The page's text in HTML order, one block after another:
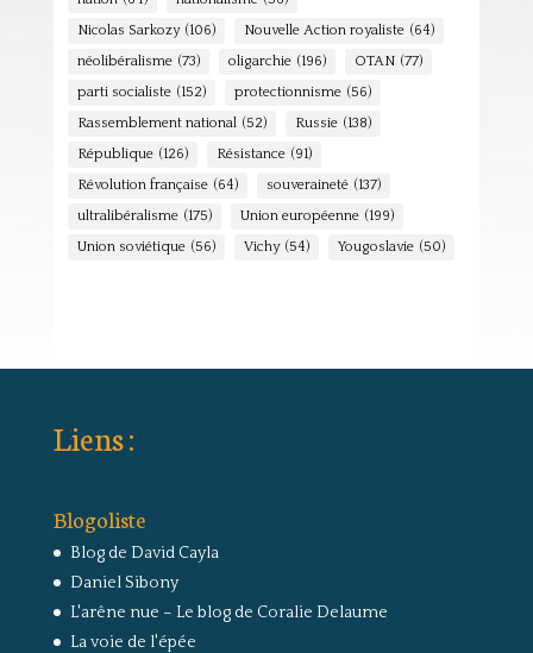
Nicolas Sarkozy (106) Nouvelle Action royaliste (64)
néolibéralisme (73) oligarchie (196) OTAN (77)
parti socialiste (152) protectionnisme (56)
Rassemblement national (52) Russie (138)
République (126) Résistance (91)
Révolution française (64) souveraineté (137)
ultralibéralisme (175) Union européenne (199)
Union soviétique (56) Vichy (54) Yougoslavie (50)
Liens :
Blogoliste
Blog de David Cayla
Daniel Sibony
L'arêne nue – Le blog de Coralie Delaume
La voie de l'épée